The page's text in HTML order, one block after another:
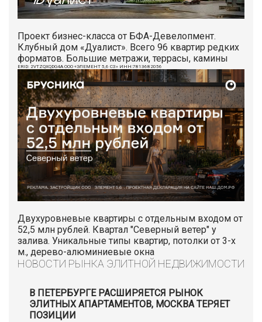
Проект бизнес-класса от БФА-Девелопмент.
Клубный дом «Дуалист». Всего 96 квартир редких
форматов. Большие метражи, террасы, камины
ERID: 2VTZQXQDG4A ООО «ЭЛЕМЕНТ 5,6 СЗ» ИНН:7813682056
Двухуровневые квартиры с отдельным входом от
52,5 млн рублей. Квартал "Северный ветер" у
залива. Уникальные типы квартир, потолки от 3-х
м., дерево-алюминиевые окна
НОВОСТИ РЫНКА ЭЛИТНОЙ НЕДВИЖИМОСТИ
В ПЕТЕРБУРГЕ РАСШИРЯЕТСЯ РЫНОК
ЭЛИТНЫХ АПАРТАМЕНТОВ, МОСКВА ТЕРЯЕТ
ПОЗИЦИИ